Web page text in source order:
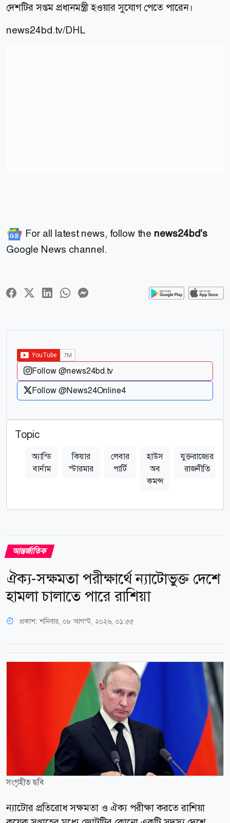
দেশটির সপ্তম প্রধানমন্ত্রী হওয়ার সুযোগ পেতে পারেন।
news24bd.tv/DHL
For all latest news, follow the news24bd's
Google News channel.
Follow @news24bd.tv
Follow @News24Online4
Topic
অ্যান্ডি
বার্নাম
কিয়ার
স্টারমার
লেবার
পার্টি
হাউস
অব
কমন্স
যুক্তরাজ্যের
রাজনীতি
আন্তর্জাতিক
ঐক্য-সক্ষমতা পরীক্ষার্থে ন্যাটোভুক্ত দেশে
হামলা চালাতে পারে রাশিয়া
প্রকাশ:শনিবার, ০৮ আগস্ট, ২০২৬, ০১:৫৫
সংগৃহীত ছবি
ন্যাটোর প্রতিরোধ সক্ষমতা ও ঐক্য পরীক্ষা করতে রাশিয়া